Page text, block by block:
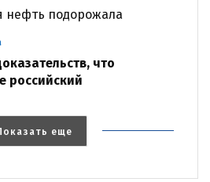
нефть подорожала
что
российский
еще